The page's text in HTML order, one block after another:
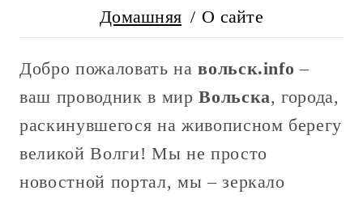
Домашняя О сайте
Добро пожаловать навольск.info –
ваш проводник в мирВольска, города,
раскинувшегося на живописном берегу
великой Волги! Мы не просто
новостной портал, мы – зеркало